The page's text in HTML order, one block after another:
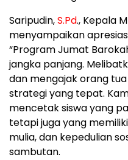
Saripudin,S.Pd., Kepala
menyampaikan
“Program Jumat
jangka panjang.
dan mengajak orang
strategi yang tepat.
mencetak siswa yang
tetapi juga yang
mulia, dan kepedulian
sambutan.